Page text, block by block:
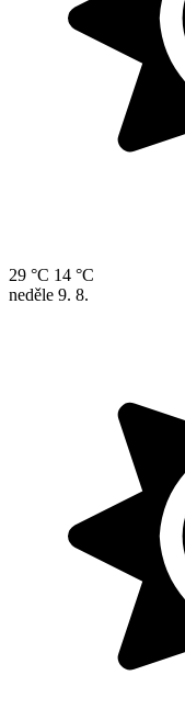
29 °C 14 °C
neděle 9. 8.